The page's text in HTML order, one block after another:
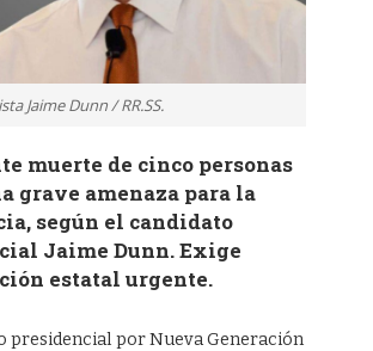
Jaime Dunn / RR.SS.
muerte de cinco personas
grave amenaza para la
según el candidato
Jaime Dunn. Exige
estatal urgente.
presidencial por Nueva Generación